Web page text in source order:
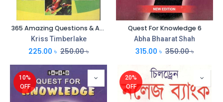
365 Amazing Questions & Answers (Rohan Book)
Kriss Timberlake
225.00 ৳ 250.00৳
Quest For Knowledge 6
Abha Bhaarat Shah
315.00 ৳ 350.00৳
10%
OFF
20%
OFF